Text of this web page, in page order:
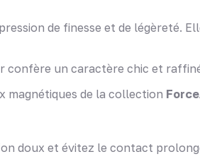
de finesse et de légèreté.
confère un caractère chic et
magnétiques de la collection
doux et évitez le contact